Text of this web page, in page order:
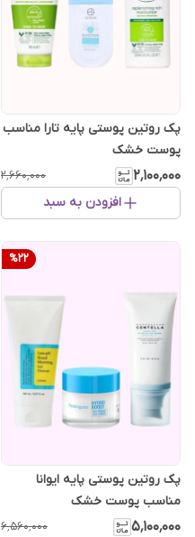
پک روتین پوستی پایه تارا مناسب
پوست خشک
۲٬۱۰۰٬۰۰۰ ۲٬۶۶۰٬۰۰۰
افزودن به سبد
%22
پک روتین پوستی پایه ایوانا
مناسب پوست خشک
۵٬۱۰۰٬۰۰۰ ۶٬۵۶۰٬۰۰۰